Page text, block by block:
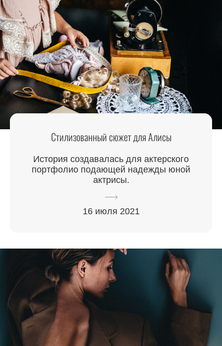
Стилизованный сюжет для Алисы
История создавалась для актерского
портфолио подающей надежды юной
актрисы.
16 июля 2021